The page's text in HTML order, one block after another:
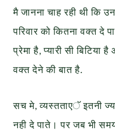
मै जानना चाह रही थी कि
परिवार को कितना वक्त दे
प्रेमा है, प्यारी सी बिटिया
वक्त देने की बात है.
सच मे, व्यस्तताएॅ इतनी
नही दे पाते। पर जब भी